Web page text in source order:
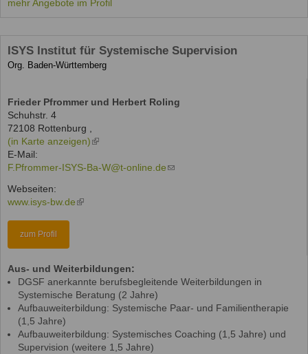
mehr Angebote im Profil
ISYS Institut für Systemische Supervision
Org. Baden-Württemberg
Frieder Pfrommer und Herbert Roling
Schuhstr. 4
72108 Rottenburg ,
(in Karte anzeigen)(link
external)
E-Mail:
F.Pfrommer-ISYS-Ba-W@t-online.de(link
Webseiten:
www.isys-bw.de(link
zum Profil
Aus- und Weiterbildungen:
DGSF anerkannte berufsbegleitende Weiterbildungen in
Systemische Beratung (2 Jahre)
Aufbauweiterbildung: Systemische Paar- und Familientherapie
(1,5 Jahre)
Aufbauweiterbildung: Systemisches Coaching (1,5 Jahre) und
Supervision (weitere 1,5 Jahre)